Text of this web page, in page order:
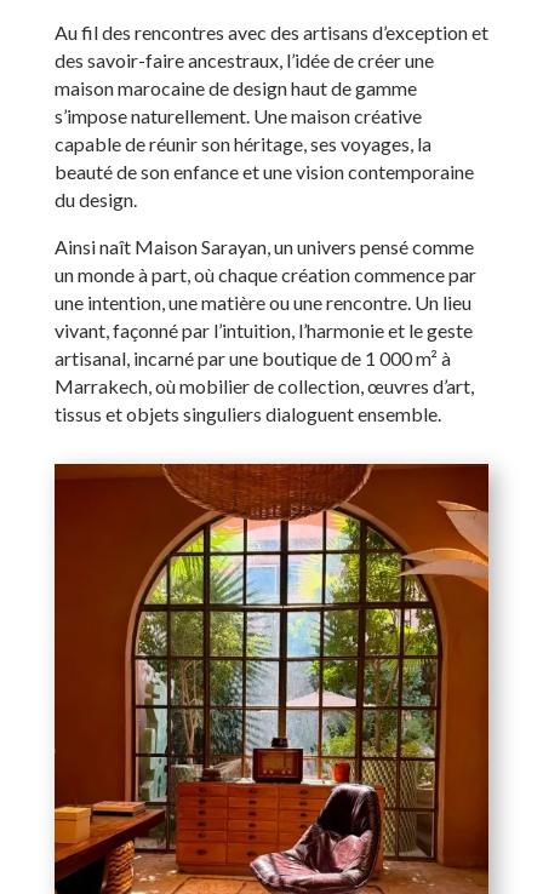
Au fil des rencontres avec des artisans d’exception et
des savoir-faire ancestraux, l’idée de créer une
maison marocaine de design haut de gamme
s’impose naturellement. Une maison créative
capable de réunir son héritage, ses voyages, la
beauté de son enfance et une vision contemporaine
du design.
Ainsi naît Maison Sarayan, un univers pensé comme
un monde à part, où chaque création commence par
une intention, une matière ou une rencontre. Un lieu
vivant, façonné par l’intuition, l’harmonie et le geste
artisanal, incarné par une boutique de 1 000 m² à
Marrakech, où mobilier de collection, œuvres d’art,
tissus et objets singuliers dialoguent ensemble.